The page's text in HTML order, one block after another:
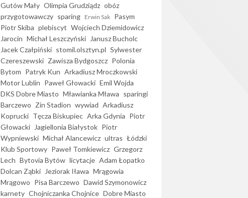
Gutów Mały Olimpia Grudziądz obóz
przygotowawczy sparing Erwin Sak Pasym
Piotr Skiba plebiscyt Wojciech Dziemidowicz
Jarocin Michał Leszczyński
Janusz Bucholc
Jacek Czałpiński stomil.olsztyn.pl Sylwester
Czereszewski Zawisza Bydgoszcz Polonia
Bytom Patryk Kun Arkadiusz Mroczkowski
Motor Lublin Paweł Głowacki Emil Wojda
DKS Dobre Miasto Mławianka Mława sparingi
Barczewo Zin Stadion wywiad Arkadiusz
Koprucki Tęcza Biskupiec Arka Gdynia Piotr
Głowacki
Jagiellonia Białystok Piotr
Wypniewski Michał Alancewicz ultras Łódzki
Klub Sportowy Paweł Tomkiewicz Grzegorz
Lech Bytovia Bytów licytacje Adam Łopatko
Dolcan Ząbki
Jeziorak Iława Mrągowia
Mrągowo Pisa Barczewo Dawid Szymonowicz
karnety Chojniczanka Chojnice Dobre Miasto